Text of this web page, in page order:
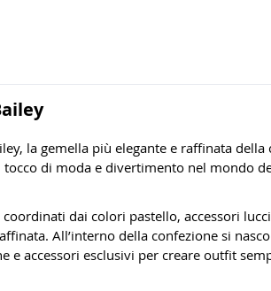
la gemella più elegante e raffinata della
di moda e divertimento nel mondo
dai colori pastello, accessori
All’interno della confezione si
e accessori esclusivi per creare outfit